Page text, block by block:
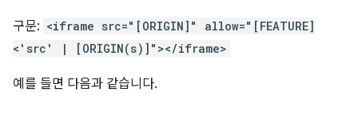
구문: <iframe src="[ORIGIN]" allow="[FEATURE]
<'src' | [ORIGIN(s)]"></iframe>
예를 들면 다음과 같습니다.